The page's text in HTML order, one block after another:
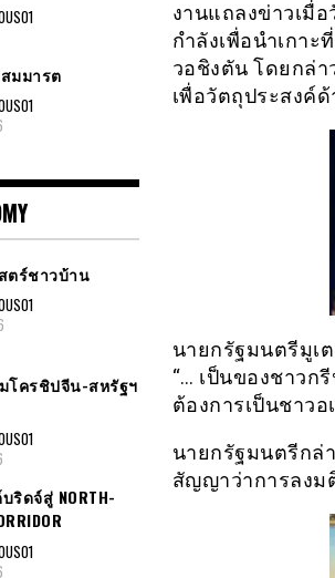
งานแถลงข่าวเมื่
กำลังเพื่อนำเกา
วอชิงตัน โดยกล่า
เพื่อวัตถุประสงค์
นายกรัฐมนตรีมูเ
“… เป็นของชาวก
ต้องการเป็นชาวอ
นายกรัฐมนตรีกล่
สัญญาว่าการลงม
มมารต
ตร์ชาวบ้าน
โครชิปจีน-สหรัฐฯ
ริดจ์สู่ NORTH-